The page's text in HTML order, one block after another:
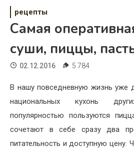
Свадьба
Жизнь
Хобби
Красота
Недвижимость
рецепты
Самая
суши, пиццы,
02.12.2016 5 784
В нашу повседневную жизнь уже
национальных кухонь
популярностью пользуются
сочетают в себе сразу два
питательность и доступную цену.